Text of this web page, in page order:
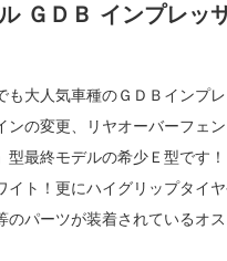
ル ＧＤＢ インプレ
も大人気車種のＧＤＢインプレ
ンの変更、リヤオーバーフェ
型最終モデルの希少Ｅ型です！
イト！更にハイグリップタイ
のパーツが装着されているオ